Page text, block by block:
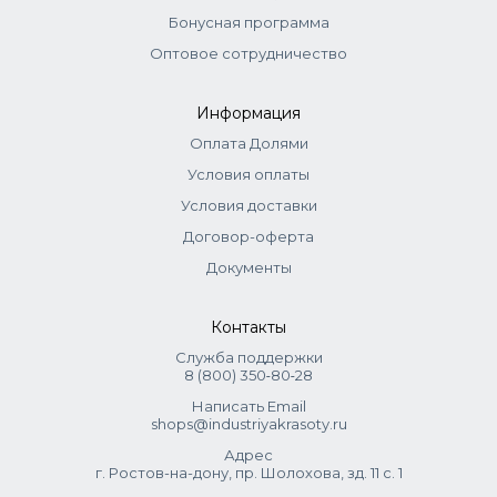
виде для яркого окрашивания: краситель + оксид 1,5%
(1:1). Для пастельного окрашивания: краситель + оксид 3%
Бонусная программа
Оптовое сотрудничество
Информация
Оплата Долями
Условия оплаты
Условия доставки
Договор-оферта
Документы
Контакты
Служба поддержки
8 (800) 350‑80‑28
Написать Email
shops@industriyakrasoty.ru
Адрес
г. Ростов-на-дону, пр. Шолохова, зд. 11 с. 1